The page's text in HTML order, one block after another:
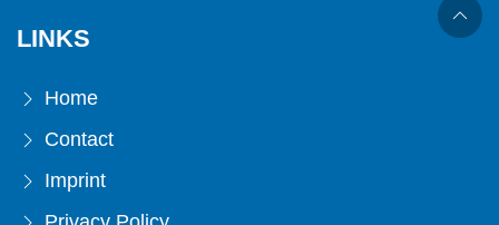
LINKS
Home
Contact
Imprint